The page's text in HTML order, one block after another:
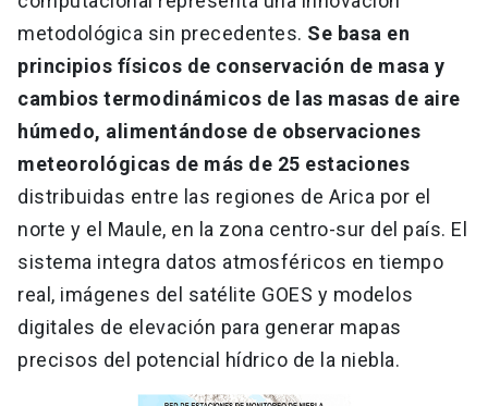
metodológica sin precedentes. Se basa en
principios físicos de conservación de masa y
cambios termodinámicos de las masas de aire
húmedo, alimentándose de observaciones
meteorológicas de más de 25 estaciones
distribuidas entre las regiones de Arica por el
norte y el Maule, en la zona centro-sur del país. El
sistema integra datos atmosféricos en tiempo
real, imágenes del satélite GOES y modelos
digitales de elevación para generar mapas
precisos del potencial hídrico de la niebla.